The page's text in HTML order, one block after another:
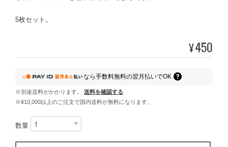
5枚セット。
¥450
なら手数料無料の翌月払いでOK
※別途送料がかかります。
送料を確認する
※¥10,000以上のご注文で国内送料が無料になります。
数量